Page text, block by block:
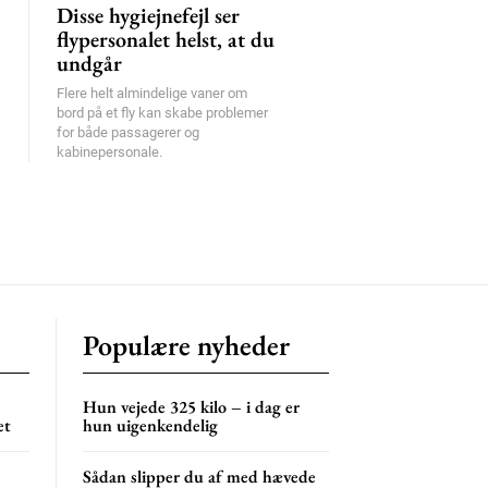
Disse hygiejnefejl ser
flypersonalet helst, at du
undgår
Flere helt almindelige vaner om
bord på et fly kan skabe problemer
for både passagerer og
kabinepersonale.
Populære nyheder
Hun vejede 325 kilo – i dag er
hun uigenkendelig
Sådan slipper du af med hævede